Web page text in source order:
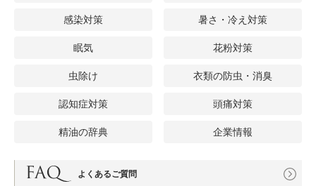
感染対策 暑さ・冷え対策
眠気 花粉対策
虫除け 衣類の防虫・消臭
認知症対策 頭痛対策
精油の辞典 企業情報
よくあるご質問